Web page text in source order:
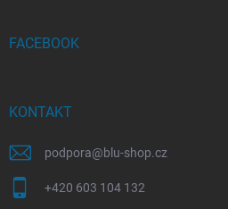
FACEBOOK
KONTAKT
podpora@blu-shop.cz
+420 603 104 132